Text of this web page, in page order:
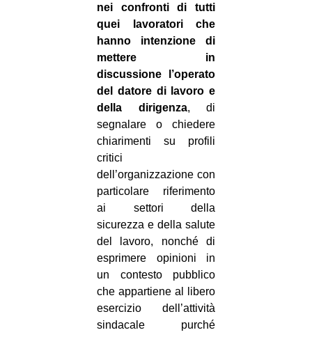
nei confronti di tutti
quei lavoratori che
hanno intenzione di
mettere in
discussione l’operato
del datore di lavoro e
della dirigenza, di
segnalare o chiedere
chiarimenti su profili
critici
dell’organizzazione con
particolare riferimento
ai settori della
sicurezza e della salute
del lavoro, nonché di
esprimere opinioni in
un contesto pubblico
che appartiene al libero
esercizio dell’attività
sindacale purché